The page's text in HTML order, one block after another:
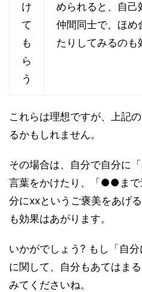
け
て
も
ら
う
められると、自己
仲間同士で、ほめ
たりしてみるのも
これらは理想ですが、上記
るかもしれません。
その場合は、自分で自分に
言葉をかけたり、「●●まで
分にxxというご褒美をあげ
も効果はあがります。
いかがでしょう? もし「自分
に関して、自分もあてはま
みてくださいね。